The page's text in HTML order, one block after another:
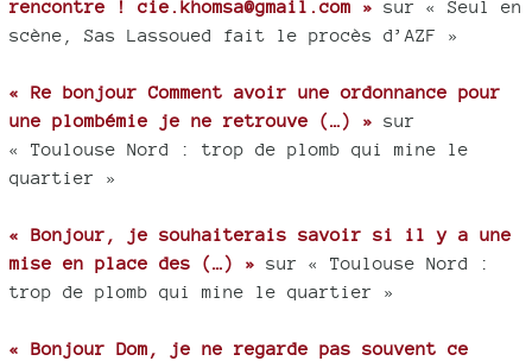
rencontre ! cie.khomsa@gmail.com » sur « Seul en
scène, Sas Lassoued fait le procès d’AZF »
« Re bonjour Comment avoir une ordonnance pour
une plombémie je ne retrouve (…) » sur
« Toulouse Nord : trop de plomb qui mine le
quartier »
« Bonjour, je souhaiterais savoir si il y a une
mise en place des (…) » sur « Toulouse Nord :
trop de plomb qui mine le quartier »
« Bonjour Dom, je ne regarde pas souvent ce